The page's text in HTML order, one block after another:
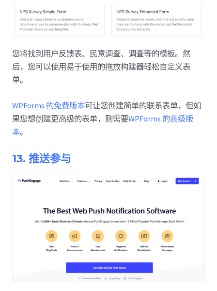
您将找到用户反馈表、民意调查、调查等的模板。然
后，您可以使用易于使用的拖放构建器轻松自定义表
单。
WPForms 的免费版本可让您创建简单的联系表单，但如
果您想创建更高级的表单，则需要WPForms 的高级版
本。
13. 推送参与